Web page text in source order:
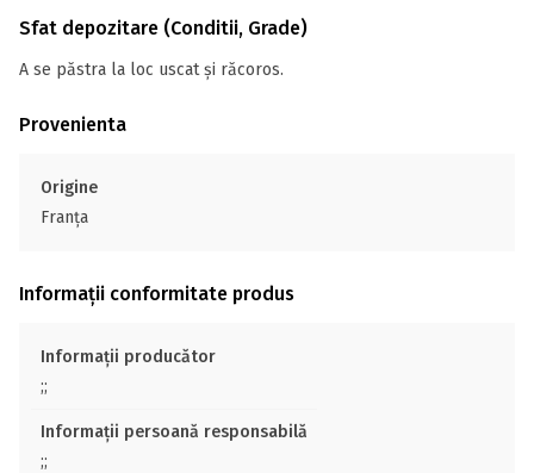
Sfat depozitare (Conditii, Grade)
A se păstra la loc uscat și răcoros.
Provenienta
Origine
Franţa
Informații conformitate produs
Informații producător
;;
Informații persoană responsabilă
;;